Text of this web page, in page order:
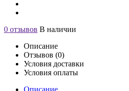
0 отзывов В наличии
Описание
Отзывов (0)
Условия доставки
Условия оплаты
Описание